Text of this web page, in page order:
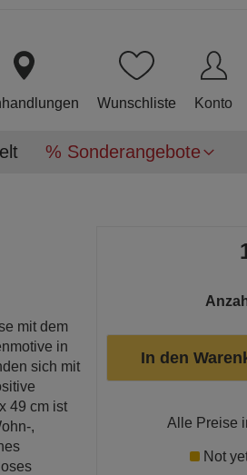
Wunschliste Konto
% Sonderangebote
mit dem
in
sich mit
49 cm ist
,
In den
Alle Preise
Not